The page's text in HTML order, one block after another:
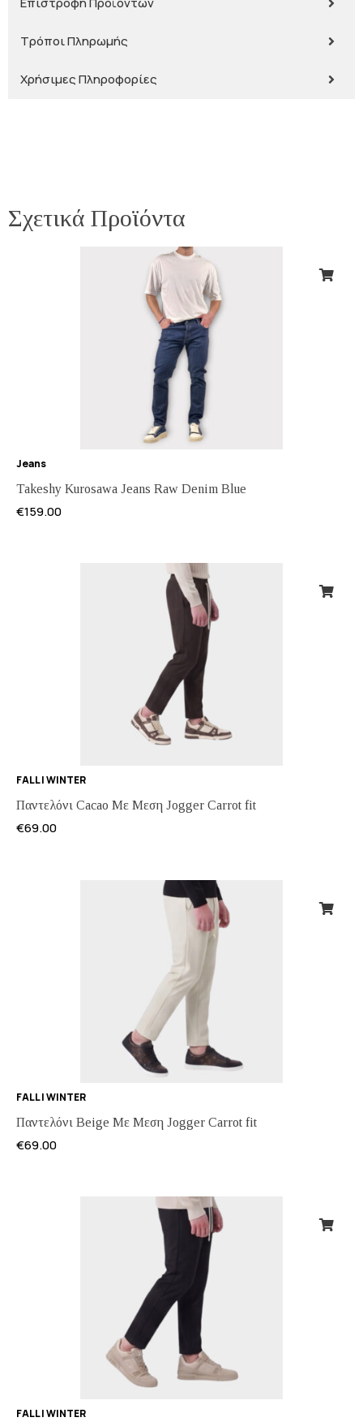
Τρόποι Πληρωμής
Χρήσιμες Πληροφορίες
Σχετικά Προϊόντα
Jeans
Takeshy Kurosawa Jeans Raw Denim Blue
€159.00
FALL | WINTER
Παντελόνι Cacao Με Μεση Jogger Carrot fit
€69.00
FALL | WINTER
Παντελόνι Beige Με Μεση Jogger Carrot fit
€69.00
FALL | WINTER